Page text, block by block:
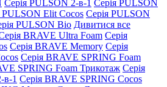
Серія PULSON 2-в-1 Серія PULSON
PULSON Elit Cocos Серія PULSON
PULSON Bio Дивитися все
BRAVE Ultra Foam Серія
Серія BRAVE Memory Серія
Серія BRAVE SPRING Foam
SPRING Foam Трикотаж Серія
в-1 Серія BRAVE SPRING Cocos